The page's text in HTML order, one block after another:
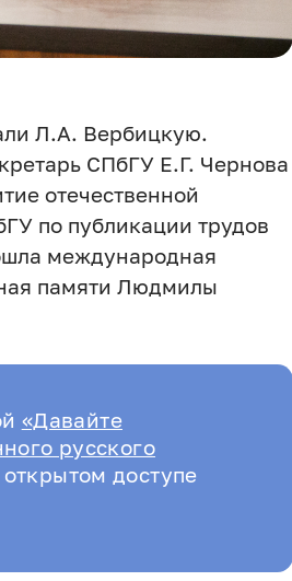
Л.А. Вербицкую.
СПбГУ Е.Г. Чернова
отечественной
по публикации трудов
международная
памяти Людмилы
«Давайте
русского
доступе